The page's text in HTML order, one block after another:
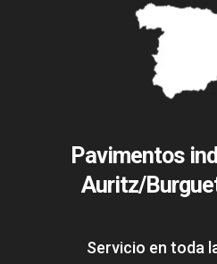
Pavimentos
Auritz/
Servicio en toda